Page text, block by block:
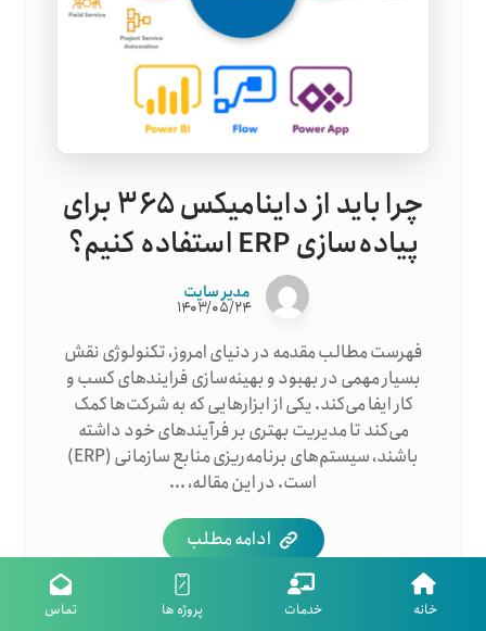
چرا باید از داینامیکس ۳۶۵ برای
پیاده‌سازی ERP استفاده کنیم؟
مدیر سایت
۱۴۰۳/۰۵/۲۴
فهرست مطالب مقدمه در دنیای امروز، تکنولوژی نقش
بسیار مهمی در بهبود و بهینه‌سازی فرایندهای کسب و
کار ایفا می‌کند. یکی از ابزارهایی که به شرکت‌ها کمک
می‌کند تا مدیریت بهتری بر فرآیندهای خود داشته
باشند، سیستم‌های برنامه‌ریزی منابع سازمانی (ERP)
است. در این مقاله، ...
ادامه مطلب
خانه خدمات پروژه ها تماس